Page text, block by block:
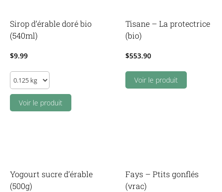
Sirop d’érable doré bio
(540ml)
$9.99
Sirop
d'érable
doréVoir le produit
Tisane – La protectrice
(bio)
$553.90
Voir le produit
Yogourt sucre d’érable
(500g)
Fays – Ptits gonflés
(vrac)